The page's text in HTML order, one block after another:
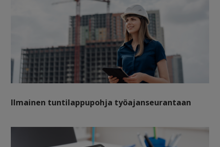
Ilmainen tuntilappupohja työajanseurantaan